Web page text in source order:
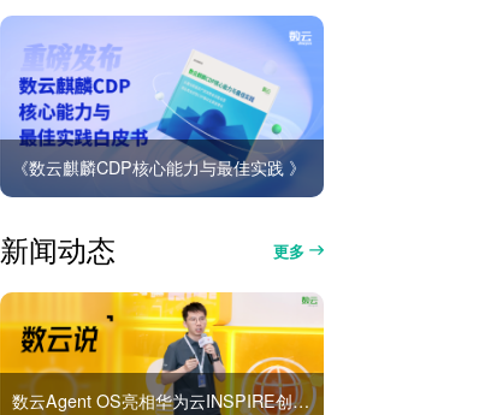
《数云麒麟CDP核心能力与最佳实践 》
新闻动态 更多
数云Agent OS亮相华为云INSPIRE创想者大会：以AI重构消费者运营与零售营销新范式